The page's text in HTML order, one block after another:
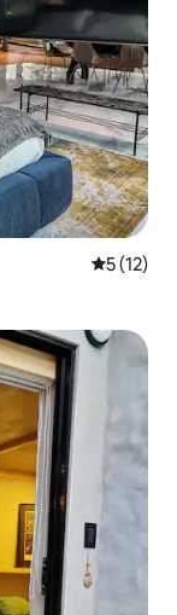
5 de uma
5 (12)